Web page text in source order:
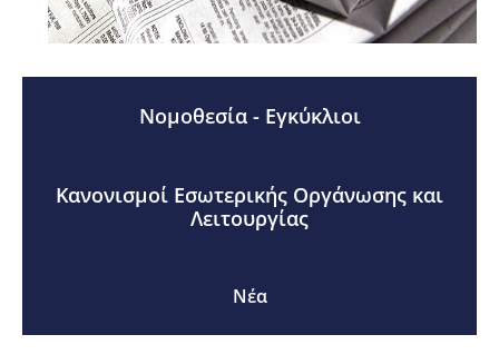
Νομοθεσία - Εγκύκλιοι
Κανονισμοί Εσωτερικής Οργάνωσης και
Λειτουργίας
Νέα